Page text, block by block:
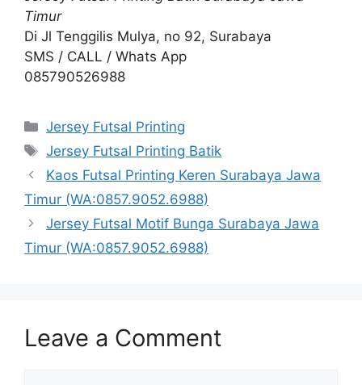
Timur
Di Jl Tenggilis Mulya, no 92, Surabaya
SMS / CALL / Whats App
085790526988
Categories
Jersey Futsal Printing
Tags
Jersey Futsal Printing Batik
Kaos Futsal Printing Keren Surabaya Jawa
Timur (WA:0857.9052.6988)
Jersey Futsal Motif Bunga Surabaya Jawa
Timur (WA:0857.9052.6988)
Leave a Comment